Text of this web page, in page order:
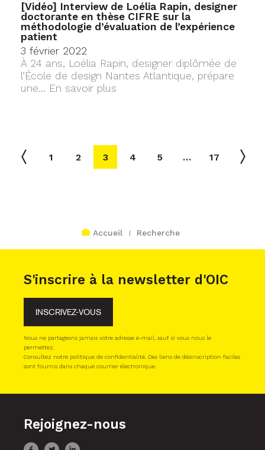
[Vidéo] Interview de Loélia Rapin, designer
doctorante en thèse CIFRE sur la
méthodologie d’évaluation de l’expérience
patient
3 février 2022
À 24 ans, Loélia Rapin, designer diplômée de
l’École de design Nantes Atlantique, prépare
une... En savoir plus
1 2 3 4 5 … 17
Accueil Recherche
S'inscrire à la newsletter d'OIC
INSCRIVEZ-VOUS
Nous ne partageons jamais votre adresse e-mail, sauf si vous nous le
permettez.
Consultez notre politique de confidentialité. Des liens de désinscription faciles
sont fournis dans chaque courrier électronique.
Rejoignez-nous